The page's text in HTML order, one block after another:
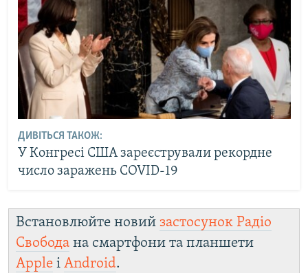
ДИВІТЬСЯ ТАКОЖ:
У Конгресі США зареєстрували рекордне
число заражень COVID-19
Встановлюйте новий застосунок Радіо
Свобода на смартфони та планшети
Apple і Android.